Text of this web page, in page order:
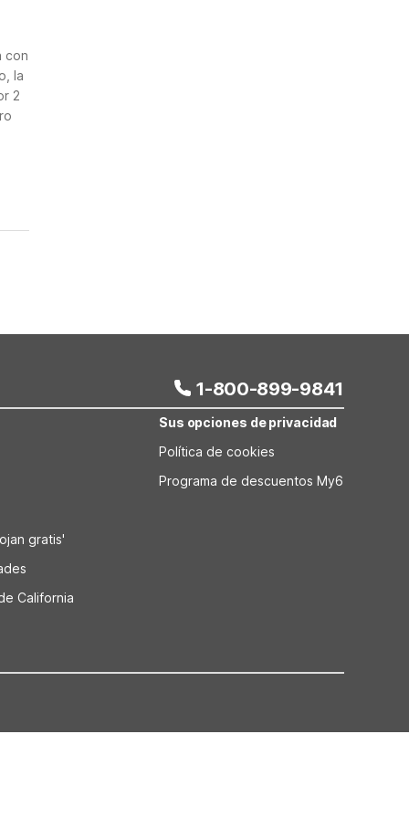
con
la
2
1-800-899-9841
gratis'
California
Sus opciones de privacidad
Política de cookies
Programa de descuentos My6